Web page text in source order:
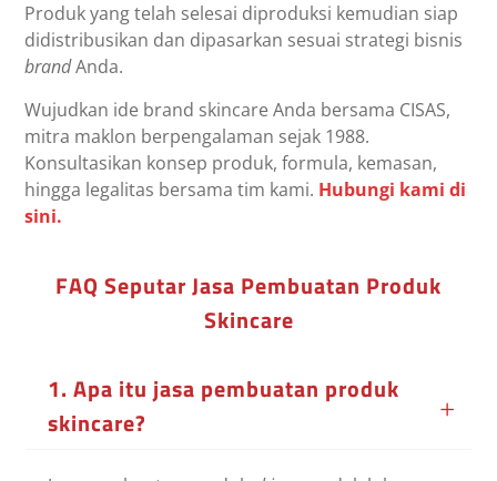
Produk yang telah selesai diproduksi kemudian siap
didistribusikan dan dipasarkan sesuai strategi bisnis
brandAnda.
Wujudkan ide brand skincare Anda bersama CISAS,
mitra maklon berpengalaman sejak 1988.
Konsultasikan konsep produk, formula, kemasan,
hingga legalitas bersama tim kami. Hubungi kami di
sini.
FAQ Seputar Jasa Pembuatan Produk
Skincare
1. Apa itu jasa pembuatan produk
skincare?